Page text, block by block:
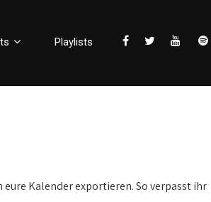
Playlists
Kalender exportieren. So verpasst ihr